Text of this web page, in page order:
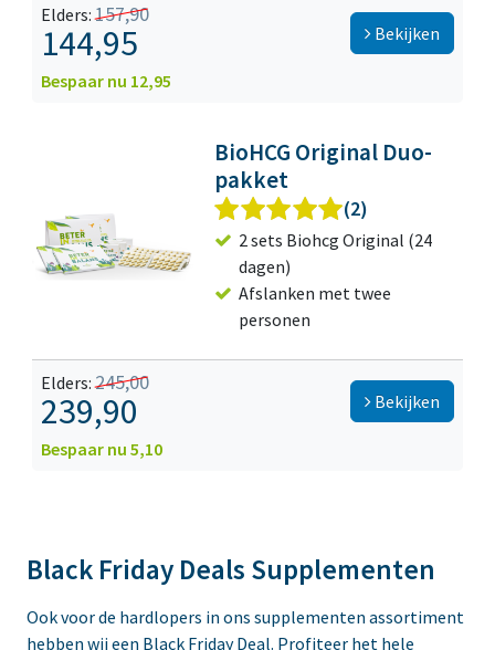
Elders:157,90
144,95
Bespaar nu 12,95
Bekijken
BioHCG Original Duo-
pakket
(2)
2 sets Biohcg Original (24
dagen)
Afslanken met twee
personen
Elders:245,00
239,90
Bespaar nu 5,10
Bekijken
Black Friday Deals Supplementen
Ook voor de hardlopers in ons supplementen assortiment
hebben wij een Black Friday Deal. Profiteer het hele